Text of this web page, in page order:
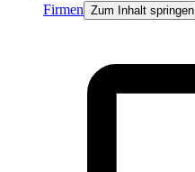
Firmen Zum Inhalt springen